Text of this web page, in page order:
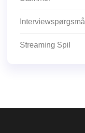
Interviewspørgsmål
Streaming Spil